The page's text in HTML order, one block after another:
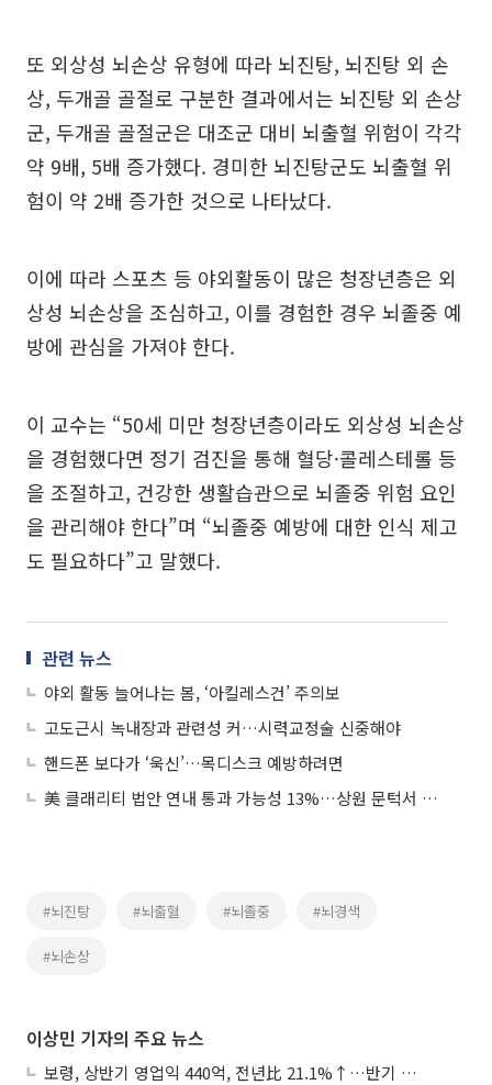
또 외상성 뇌손상 유형에 따라 뇌진탕, 뇌진탕 외 손
상, 두개골 골절로 구분한 결과에서는 뇌진탕 외 손상
군, 두개골 골절군은 대조군 대비 뇌출혈 위험이 각각
약 9배, 5배 증가했다. 경미한 뇌진탕군도 뇌출혈 위
험이 약 2배 증가한 것으로 나타났다.
이에 따라 스포츠 등 야외활동이 많은 청장년층은 외
상성 뇌손상을 조심하고, 이를 경험한 경우 뇌졸중 예
방에 관심을 가져야 한다.
이 교수는 “50세 미만 청장년층이라도 외상성 뇌손상
을 경험했다면 정기 검진을 통해 혈당·콜레스테롤 등
을 조절하고, 건강한 생활습관으로 뇌졸중 위험 요인
을 관리해야 한다”며 “뇌졸중 예방에 대한 인식 제고
도 필요하다”고 말했다.
관련 뉴스
야외 활동 늘어나는 봄, ‘아킬레스건’ 주의보
고도근시 녹내장과 관련성 커…시력교정술 신중해야
핸드폰 보다가 ‘욱신’…목디스크 예방하려면
美 클래리티 법안 연내 통과 가능성 13%…상원 문턱서 제동
#뇌진탕 #뇌출혈 #뇌졸중 #뇌경색
#뇌손상
이상민 기자의 주요 뉴스
보령, 상반기 영업익 440억, 전년比 21.1%↑…반기 역대 최대